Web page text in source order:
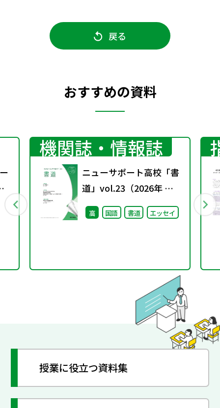
戻る
おすすめの資料
機関誌・情報誌
ニューサポート高校「書
道」vol.23（2026年 春
号）
高 国語 書道 エッセイ
授業に役立つ資料集